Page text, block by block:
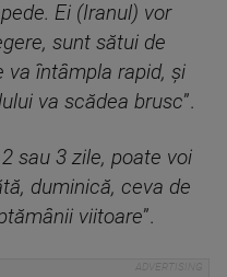
Ei (Iranul) vor
sunt sătui de
va întâmpla rapid, și
va scădea brusc”.
sau 3 zile, poate voi
duminică, ceva de
viitoare”.